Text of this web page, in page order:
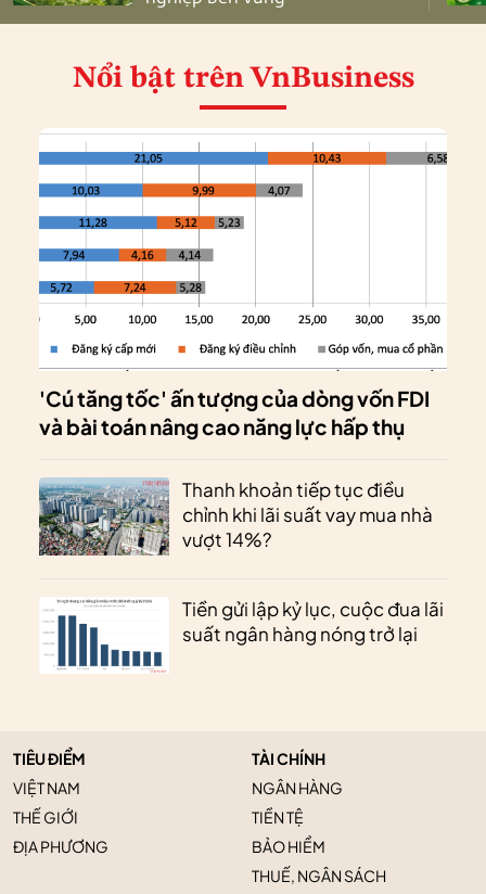
Nổi bật trên VnBusiness
'Cú tăng tốc' ấn tượng của dòng vốn FDI
và bài toán nâng cao năng lực hấp thụ
Thanh khoản tiếp tục điều
chỉnh khi lãi suất vay mua nhà
vượt 14%?
Tiền gửi lập kỷ lục, cuộc đua lãi
suất ngân hàng nóng trở lại
TIÊU ĐIỂM
VIỆT NAM
THẾ GIỚI
ĐỊA PHƯƠNG
TÀI CHÍNH
NGÂN HÀNG
TIỀN TỆ
BẢO HIỂM
THUẾ, NGÂN SÁCH